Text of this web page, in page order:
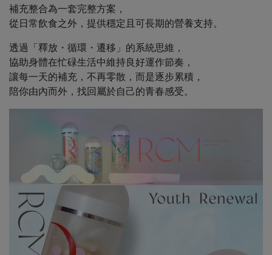
補充整合為一套完整方案，
從日常飲食之外，提供穩定且可長期的營養支持。
透過「釋放・循環・遷移」的系統思維，
協助身體在忙碌生活中維持良好運作節奏，
讓每一天的補充，不再零散，而是逐步累積，
陪你由內而外，找回屬於自己的青春感受。